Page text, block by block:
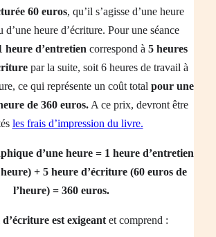
60 euros, qu’il s’agisse d’une heure
d’une heure d’écriture. Pour une séance
heure d’entretien correspond à 5 heures
par la suite, soit 6 heures de travail à
ce qui représente un coût total pour une
de 360 euros.A ce prix, devront être
les frais d’impression du livre.
d’une heure = 1 heure d’entretien
+ 5 heure d’écriture (60 euros de
l’heure) = 360 euros.
est exigeant et comprend :